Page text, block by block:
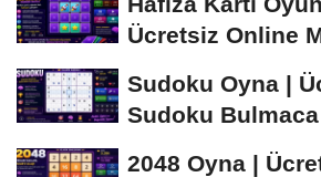
Ücretsiz Online
Sudoku Oyna |
Sudoku
2048 Oyna |